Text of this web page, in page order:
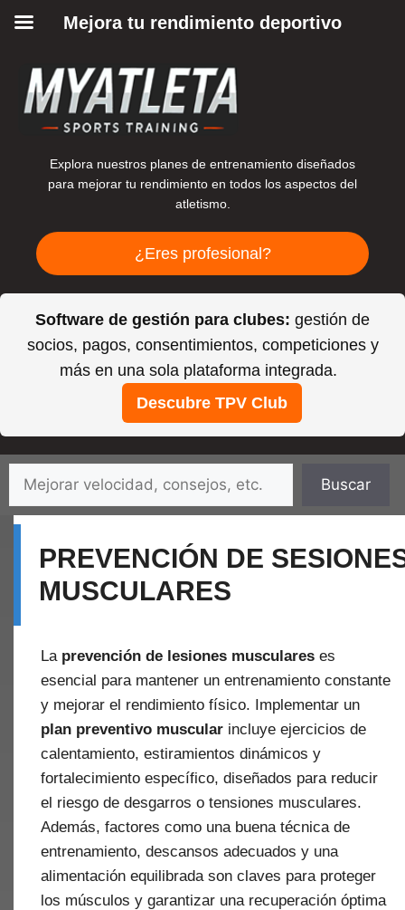
Explora nuestros planes de entrenamiento diseñados
para mejorar tu rendimiento en todos los aspectos del
atletismo.
¿Eres profesional?
Software de gestión para clubes: gestión de
socios, pagos, consentimientos, competiciones y
más en una sola plataforma integrada.
Descubre TPV Club
Saltar
contenido
Buscar
PREVENCIÓN DE
MUSCULARES
La prevención de lesiones musculares es
esencial para mantener un entrenamiento constante
y mejorar el rendimiento físico. Implementar un
plan preventivo muscular incluye ejercicios de
calentamiento, estiramientos dinámicos y
fortalecimiento específico, diseñados para reducir
el riesgo de desgarros o tensiones musculares.
Además, factores como una buena técnica de
entrenamiento, descansos adecuados y una
alimentación equilibrada son claves para proteger
los músculos y garantizar una recuperación óptima
Mejora tu rendimiento deportivo